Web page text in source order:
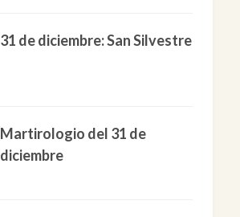
31 de diciembre: San Silvestre
Martirologio del 31 de
diciembre